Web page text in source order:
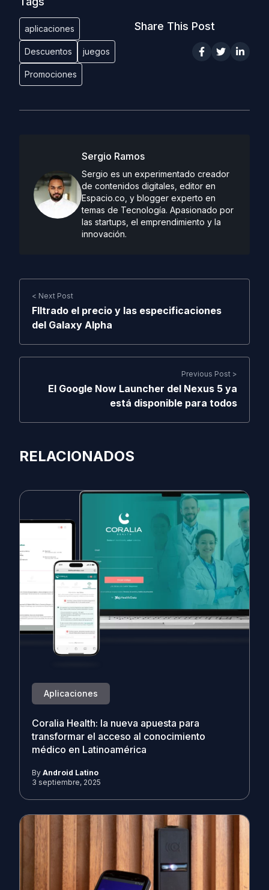
aplicaciones
Descuentos juegos
Promociones
Share This Post
Sergio Ramos
Sergio es un experimentado creador
de contenidos digitales, editor en
Espacio.co, y blogger experto en
temas de Tecnología. Apasionado por
las startups, el emprendimiento y la
innovación.
< Next Post
FIltrado el precio y las especificaciones
del Galaxy Alpha
Previous Post >
El Google Now Launcher del Nexus 5 ya
está disponible para todos
RELACIONADOS
Aplicaciones
Coralia Health: la nueva apuesta para
transformar el acceso al conocimiento
médico en Latinoamérica
By Android Latino
3 septiembre, 2025